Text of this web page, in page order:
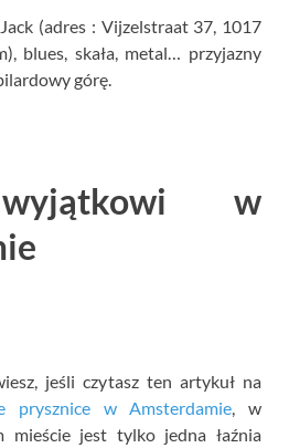
(adres : Vijzelstraat 37, 1017
blues, skała, metal… przyjazny
górę.
w
jeśli czytasz ten artykuł na
prysznice w Amsterdamie , w
mieście jest tylko jedna łaźnia